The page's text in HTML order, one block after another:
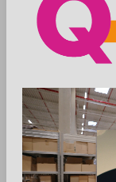
News
Kontakt
RMA
Sie haben
Garantiezeit?